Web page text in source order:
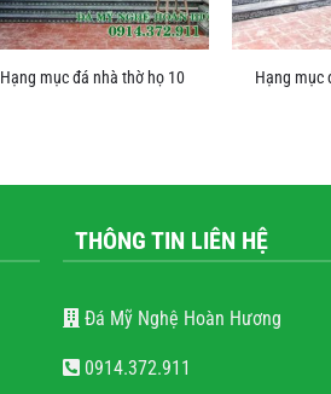
Hạng mục đá nhà thờ họ 10 Hạng mục
THÔNG TIN LIÊN HỆ
Đá Mỹ Nghệ Hoàn Hương
0914.372.911